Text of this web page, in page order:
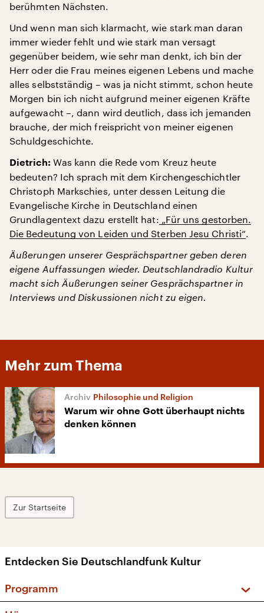
berühmten Nächsten.
Und wenn man sich klarmacht, wie stark man daran
immer wieder fehlt und wie stark man versagt
gegenüber beidem, wie sehr man denkt, ich bin der
Herr oder die Frau meines eigenen Lebens und mache
alles selbstständig – was ja nicht stimmt, schon heute
Morgen bin ich nicht aufgrund meiner eigenen Kräfte
aufgewacht –, dann wird deutlich, dass ich jemanden
brauche, der mich freispricht von meiner eigenen
Schuldgeschichte.
Dietrich: Was kann die Rede vom Kreuz heute
bedeuten? Ich sprach mit dem Kirchengeschichtler
Christoph Markschies, unter dessen Leitung die
Evangelische Kirche in Deutschland einen
Grundlagentext dazu erstellt hat: „Für uns gestorben.
Die Bedeutung von Leiden und Sterben Jesu Christi“.
Äußerungen unserer Gesprächspartner geben deren
eigene Auffassungen wieder. Deutschlandradio Kultur
macht sich Äußerungen seiner Gesprächspartner in
Interviews und Diskussionen nicht zu eigen.
Mehr zum Thema
Philosophie und Religion
Warum wir ohne Gott überhaupt nichts
denken können
Zur Startseite
Entdecken Sie Deutschlandfunk Kultur
Programm